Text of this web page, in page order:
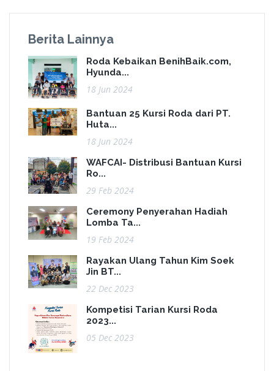
Berita Lainnya
Roda Kebaikan BenihBaik.com,
Hyunda...
18 Jun 2024
Bantuan 25 Kursi Roda dari PT.
Huta...
18 Jun 2024
WAFCAI- Distribusi Bantuan Kursi
Ro...
29 Feb 2024
Ceremony Penyerahan Hadiah
Lomba Ta...
19 Feb 2024
Rayakan Ulang Tahun Kim Soek
Jin BT...
22 Dec 2023
Kompetisi Tarian Kursi Roda
2023...
05 Dec 2023